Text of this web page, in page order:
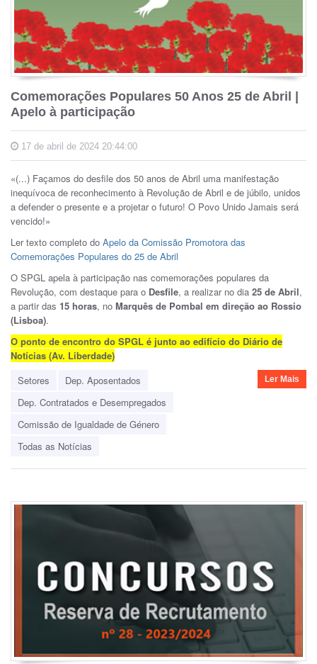
Comemorações Populares 50 Anos 25 de Abril |
Apelo à participação
17 de abril de 2024 20:44:00
«(...) Façamos do desfile dos 50 anos de Abril uma manifestação
inequívoca de reconhecimento à Revolução de Abril e de júbilo, unidos
a defender o presente e a projetar o futuro! O Povo Unido Jamais será
vencido!»
Ler texto completo do Apelo da Comissão Promotora das
Comemorações Populares do 25 de Abril
O SPGL apela à participação nas comemorações populares da
Revolução, com destaque para o Desfile, a realizar no dia 25 de Abril,
a partir das 15 horas, no Marquês de Pombal em direção ao Rossio
(Lisboa).
O ponto de encontro do SPGL é junto ao edifício do Diário de
Notícias (Av. Liberdade)
Setores
Dep. Aposentados
Dep. Contratados e Desempregados
Comissão de Igualdade de Género
Todas as Notícias
Ler Mais